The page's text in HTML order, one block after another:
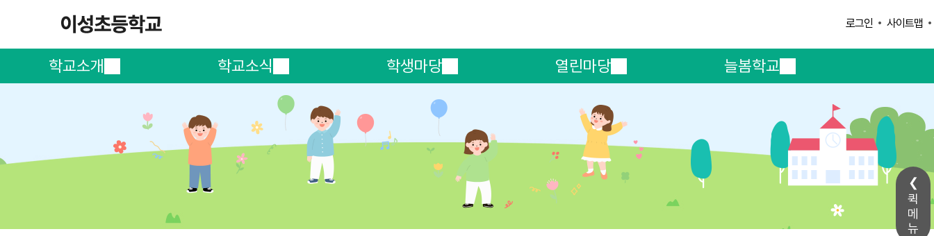
퀵
메
뉴
로그인 사이트맵
학교소개 학교소식 학생마당 열린마당 늘봄학교